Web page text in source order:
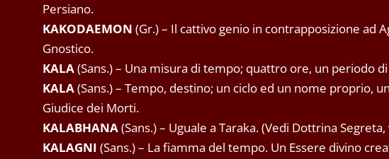
Persiano.
KAKODAEMON (Gr.) – Il cattivo genio in contrapposizione ad
Gnostico.
KALA(Sans.) – Una misura di tempo; quattro ore, un periodo
KALA(Sans.) – Tempo, destino; un ciclo ed un nome proprio,
Giudice dei Morti.
KALABHANA(Sans.) – Uguale a Taraka. (Vedi Dottrina
KALAGNI (Sans.) – La fiamma del tempo. Un Essere divino